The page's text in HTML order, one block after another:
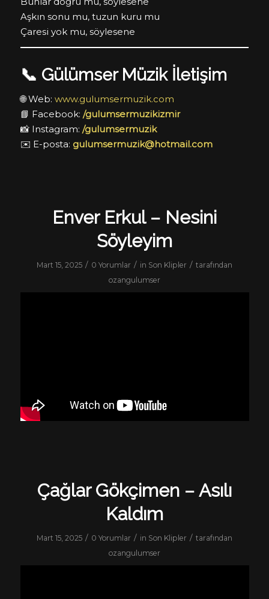
Aşkın sonu mu, tuzun kuru mu
Çaresi yok mu, söylesene
📞 Gülümser Müzik İletişim
🌐 Web: www.gulumsermuzik.com
📘 Facebook: /gulumsermuzikizmir
📸 Instagram: /gulumsermuzik
✉️ E-posta: gulumsermuzik@hotmail.com
Enver Erkul – Nesini
Söyleyim
Mart 15, 2025 / 0 Yorumlar / in Son Klipler / tarafından
ozangulumser
Çağlar Gökçimen – Asılı
Kaldım
Mart 15, 2025 / 0 Yorumlar / in Son Klipler / tarafından
ozangulumser